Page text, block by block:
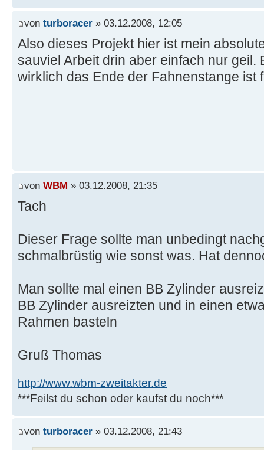
von turboracer » 03.12.2008, 12:05
Also dieses Projekt hier ist mein
sauviel Arbeit drin aber einfach nur geil.
wirklich das Ende der Fahnenstange ist
von WBM » 03.12.2008, 21:35
Tach
Dieser Frage sollte man unbedingt
schmalbrüstig wie sonst was. Hat
Man sollte mal einen BB Zylinder
BB Zylinder ausreizten und in einen
Rahmen basteln
Gruß Thomas
http://www.wbm-zweitakter.de
***Feilst du schon oder kaufst du noch***
von turboracer » 03.12.2008, 21:43